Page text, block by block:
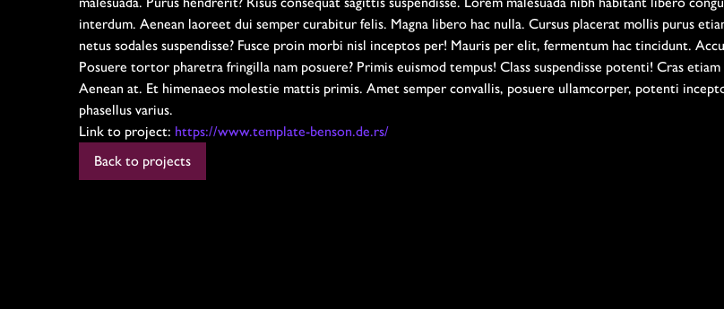
interdum. Aenean laoreet dui semper curabitur felis. Magna libero hac nulla. Cursus placerat mollis purus
netus sodales suspendisse? Fusce proin morbi nisl inceptos per! Mauris per elit, fermentum hac tincidunt.
Posuere tortor pharetra fringilla nam posuere? Primis euismod tempus! Class suspendisse potenti! Cras
Aenean at. Et himenaeos molestie mattis primis. Amet semper convallis, posuere ullamcorper, potenti
phasellus varius.
Link to project: https://www.template-benson.de.rs/
Back to projects